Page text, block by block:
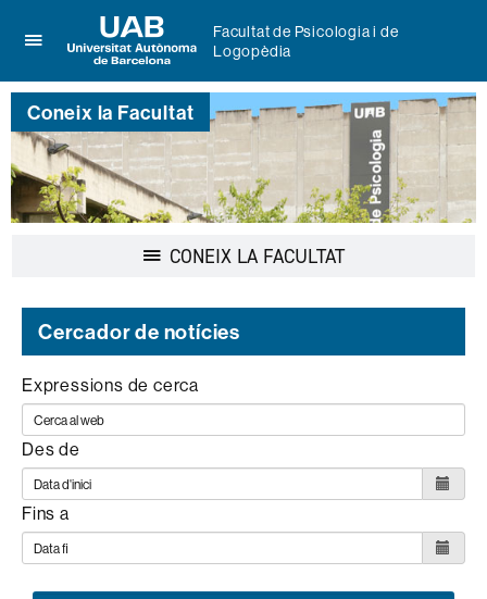
per
desplegar
el
menú
de
Facultat
de
Universitat
Autònoma
de
Barcelona
Facultat de Psicologia i de
Logopèdia
Coneix la Facultat
CONEIX LA FACULTATDesplegar
Cercador de notícies
Expressions de cerca
Des de
Fins a